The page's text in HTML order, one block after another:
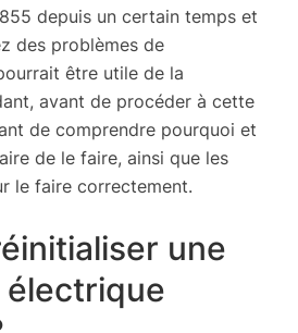
depuis un certain temps et
des problèmes de
être utile de la
avant de procéder à cette
de comprendre pourquoi et
de le faire, ainsi que les
le faire correctement.
une